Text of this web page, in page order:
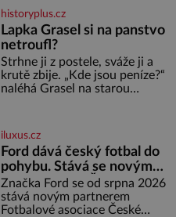
oranžová. Je fialová, žlutá, bílá,
někdy dokonce téměř černá. Až
díky stovkám let pečlivého
šlechtění se z ní stává zelenina,
bez které si českou zahradu ani
nedokážeme představit. Její
příběh je
historyplus.cz
Lapka Grasel si na panstvo
netroufl?
Strhne ji z postele, sváže ji a
krutě zbije. „Kde jsou peníze?“
naléhá Grasel na starou
nemůže, protože žádné nemá,
spokojí se lupič s několika
měďáky a štůčky látky. Zraněná
žena pár dní nato umírá. Je to
muž nebývale krutý. Jeho činy
budí hrůzu ještě dlouho po jeho
smrti
iluxus.cz
Ford dává český fotbal do
pohybu. Stává se novým
partnerem FAČR
Značka Ford se od srpna 2026
stává novým partnerem
Fotbalové asociace České